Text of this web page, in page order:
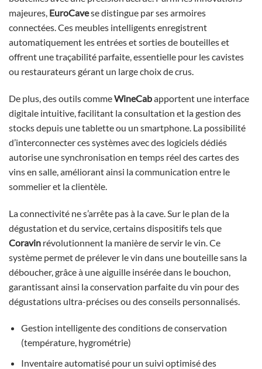
majeures, EuroCavese distingue par ses armoires
connectées. Ces meubles intelligents enregistrent
automatiquement les entrées et sorties de bouteilles et
offrent une traçabilité parfaite, essentielle pour les cavistes
ou restaurateurs gérant un large choix de crus.
De plus, des outils commeWineCabapportent une interface
digitale intuitive, facilitant la consultation et la gestion des
stocks depuis une tablette ou un smartphone. La possibilité
d’interconnecter ces systèmes avec des logiciels dédiés
autorise une synchronisation en temps réel des cartes des
vins en salle, améliorant ainsi la communication entre le
sommelier et la clientèle.
La connectivité ne s’arrête pas à la cave. Sur le plan de la
dégustation et du service, certains dispositifs tels que
Coravin révolutionnent la manière de servir le vin. Ce
système permet de prélever le vin dans une bouteille sans la
déboucher, grâce à une aiguille insérée dans le bouchon,
garantissant ainsi la conservation parfaite du vin pour des
dégustations ultra-précises ou des conseils personnalisés.
Gestion intelligente des conditions de conservation
(température, hygrométrie)
Inventaire automatisé pour un suivi optimisé des